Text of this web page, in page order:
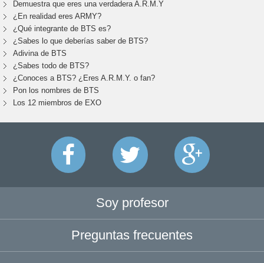
Demuestra que eres una verdadera A.R.M.Y
¿En realidad eres ARMY?
¿Qué integrante de BTS es?
¿Sabes lo que deberías saber de BTS?
Adivina de BTS
¿Sabes todo de BTS?
¿Conoces a BTS? ¿Eres A.R.M.Y. o fan?
Pon los nombres de BTS
Los 12 miembros de EXO
Soy profesor
Preguntas frecuentes